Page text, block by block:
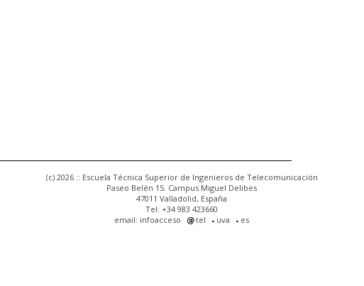
(c) 2026 :: Escuela Técnica Superior de Ingenieros de Telecomunicación
Paseo Belén 15. Campus Miguel Delibes
47011 Valladolid, España
Tel: +34 983 423660
email: infoacceso
tel uva es